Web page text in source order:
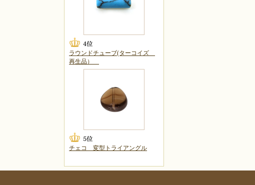
ラウンドチューブ(ターコイズ
再生品）
チェコ 変型トライアングル